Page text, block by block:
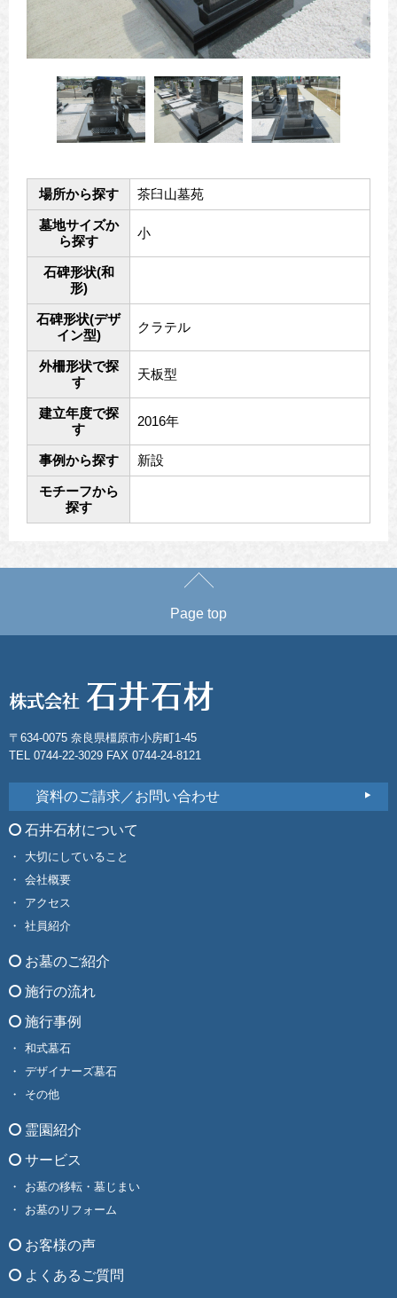
場所から探す 茶臼山墓苑
墓地サイズか
ら探す
小
石碑形状(和
形)
石碑形状(デザ
イン型)
クラテル
外柵形状で探
す
天板型
建立年度で探
す
2016年
事例から探す 新設
モチーフから
探す
Page top
〒634-0075 奈良県橿原市小房町1-45
TEL 0744-22-3029 FAX 0744-24-8121
資料のご請求／お問い合わせ
石井石材について
大切にしていること
会社概要
アクセス
社員紹介
お墓のご紹介
施行の流れ
施行事例
和式墓石
デザイナーズ墓石
その他
霊園紹介
サービス
お墓の移転・墓じまい
お墓のリフォーム
お客様の声
よくあるご質問